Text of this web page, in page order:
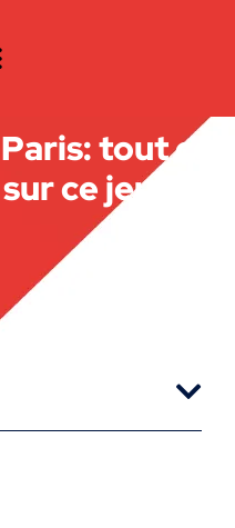
tout ce
ce jeu